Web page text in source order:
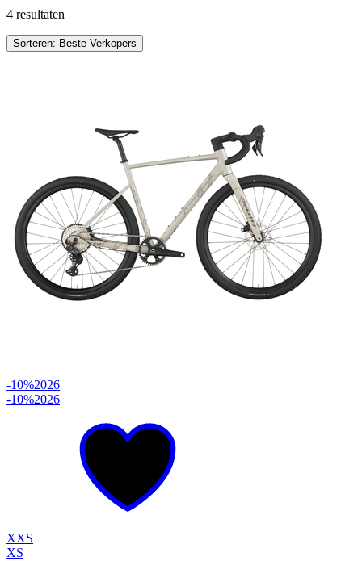
4 resultaten
Sorteren: Beste Verkopers
-10%2026
-10%2026
XXS
XS